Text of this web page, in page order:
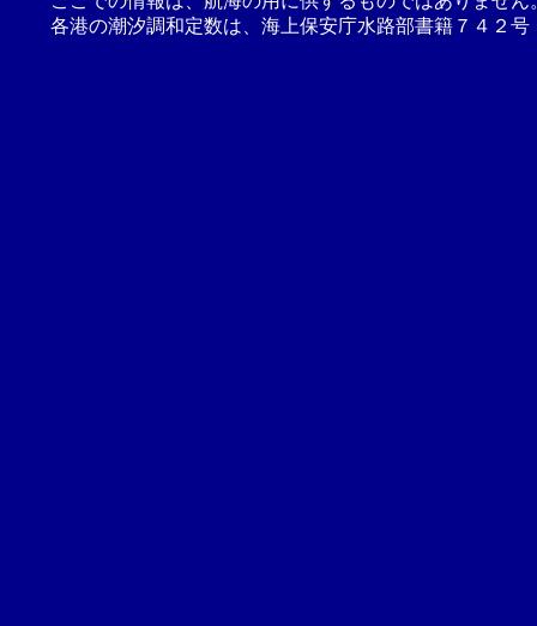
各港の潮汐調和定数は、海上保安庁水路部書籍７４２